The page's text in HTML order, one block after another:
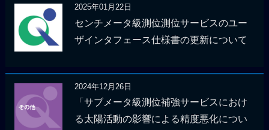
2025年01月22日
センチメータ級測位測位サービスのユー
ザインタフェース仕様書の更新について
2024年12月26日
「サブメータ級測位補強サービスにおけ
る太陽活動の影響による精度悪化につい